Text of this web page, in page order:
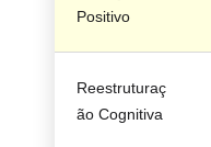
Positivo
Reestruturaç
ão Cognitiva